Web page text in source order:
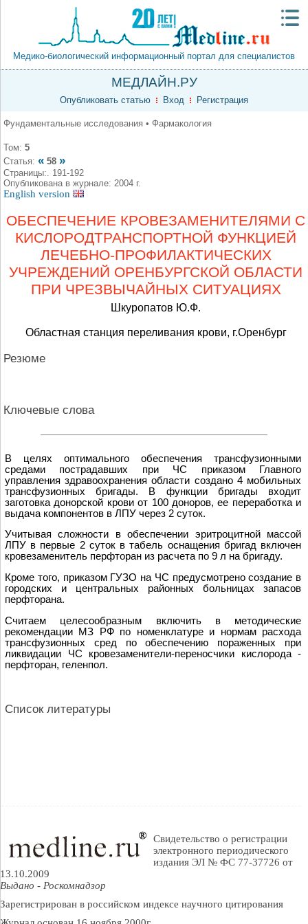
Медико-биологический информационный портал для специалистов
МЕДЛАЙН.РУ
Опубликовать статью Вход Регистрация
Фундаментальные исследования • Фармакология
Том: 5
Статья: « 58 »
Страницы:. 191-192
Опубликована в журнале: 2004 г.
English version
ОБЕСПЕЧЕНИЕ КРОВЕЗАМЕНИТЕЛЯМИ С
КИСЛОРОДТРАНСПОРТНОЙ ФУНКЦИЕЙ
ЛЕЧЕБНО-ПРОФИЛАКТИЧЕСКИХ
УЧРЕЖДЕНИЙ ОРЕНБУРГСКОЙ ОБЛАСТИ
ПРИ ЧРЕЗВЫЧАЙНЫХ СИТУАЦИЯХ
Шкуропатов Ю.Ф.
Областная станция переливания крови, г.Оренбург
Резюме
Ключевые слова
В целях оптимального обеспечения трансфузионными
средами пострадавших при ЧС приказом Главного
управления здравоохранения области создано 4 мобильных
трансфузионных бригады. В функции бригады входит
заготовка донорской крови от 100 доноров, ее переработка и
выдача компонентов в ЛПУ через 2 суток.
Учитывая сложности в обеспечении эритроцитной массой
ЛПУ в первые 2 суток в табель оснащения бригад включен
кровезаменитель перфторан из расчета по 9 л на бригаду.
Кроме того, приказом ГУЗО на ЧС предусмотрено создание в
городских и центральных районных больницах запасов
перфторана.
Считаем целесообразным включить в методические
рекомендации МЗ РФ по номенклатуре и нормам расхода
трансфузионных сред по обеспечению пораженных при
ликвидации ЧС кровезаменители-переносчики кислорода -
перфторан, геленпол.
Список литературы
Свидетельство о регистрации
электронного периодического
издания ЭЛ № ФС 77-37726 от
13.10.2009
Выдано - Роскомнадзор
Зарегистрирован в российском индексе научного цитирования